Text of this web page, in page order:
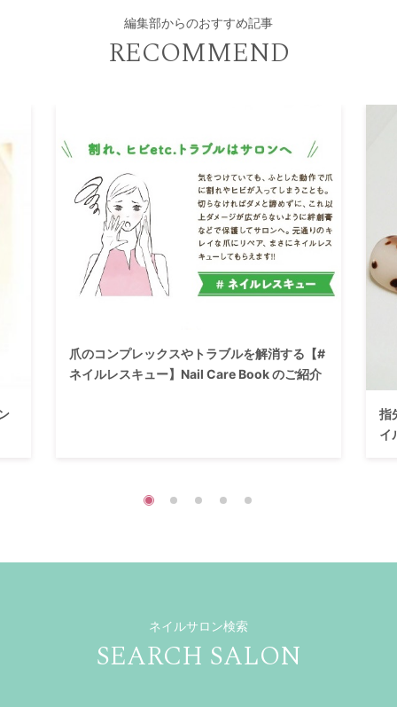
編集部からのおすすめ記事
RECOMMEND
爪のコンプレックスやトラブルを解消する【#
ネイルレスキュー】Nail Care Book のご紹介
指
イ
ネイルサロン検索
SEARCH SALON